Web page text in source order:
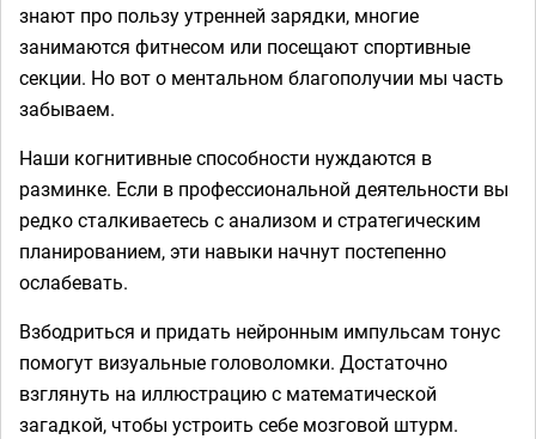
знают про пользу утренней зарядки, многие
занимаются фитнесом или посещают спортивные
секции. Но вот о ментальном благополучии мы часть
забываем.
Наши когнитивные способности нуждаются в
разминке. Если в профессиональной деятельности вы
редко сталкиваетесь с анализом и стратегическим
планированием, эти навыки начнут постепенно
ослабевать.
Взбодриться и придать нейронным импульсам тонус
помогут визуальные головоломки. Достаточно
взглянуть на иллюстрацию с математической
загадкой, чтобы устроить себе мозговой штурм.